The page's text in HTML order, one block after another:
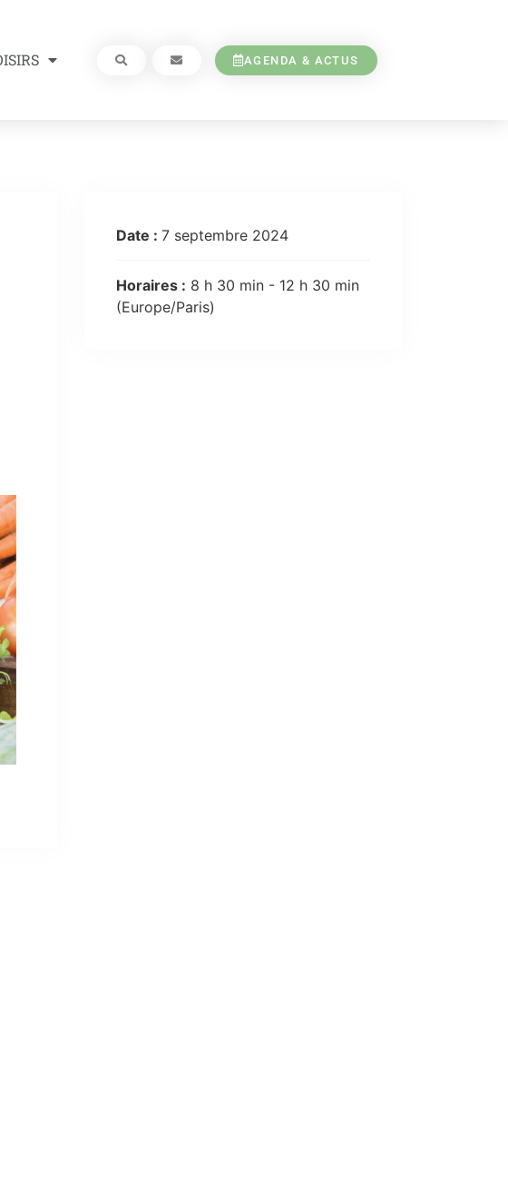
AGENDA & ACTUS
Date : 7 septembre 2024
Horaires : 8 h 30 min - 12 h 30 min
(Europe/Paris)